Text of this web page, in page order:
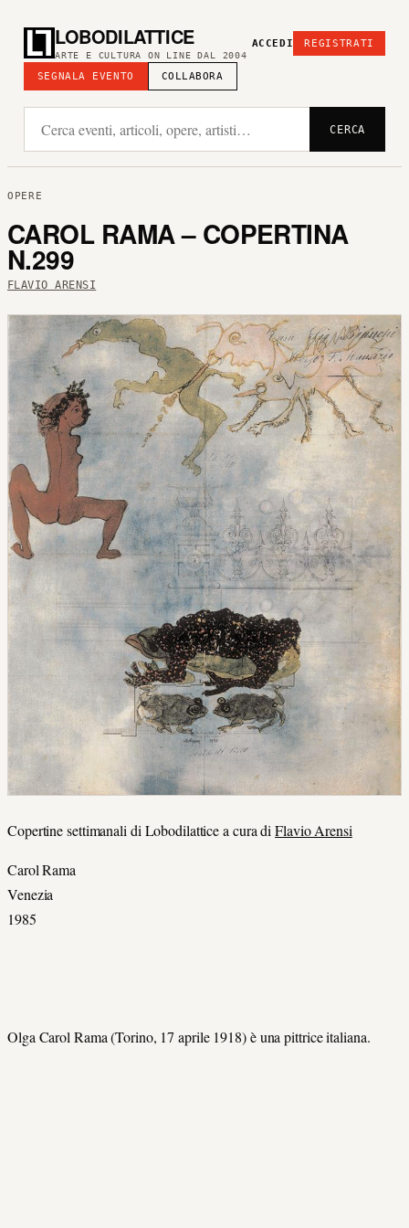
LOBODILATTICE
ARTE E CULTURA ON LINE DAL 2004
SEGNALA EVENTO COLLABORA
ACCEDI REGISTRATI
CERCA
OPERE
CAROL RAMA – COPERTINA
N.299
FLAVIO ARENSI
Copertine settimanali di Lobodilattice a cura diFlavio Arensi
Carol Rama
Venezia
1985
Olga Carol Rama (Torino, 17 aprile 1918) è una pittrice italiana.